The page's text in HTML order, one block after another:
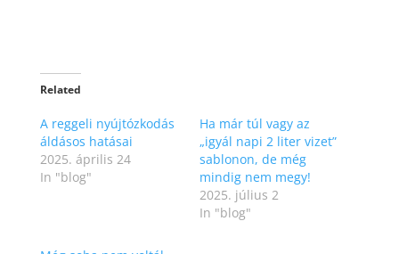
Related
A reggeli nyújtózkodás
áldásos hatásai
2025. április 24
In "blog"
Ha már túl vagy az
„igyál napi 2 liter vizet”
sablonon, de még
mindig nem megy!
2025. július 2
In "blog"